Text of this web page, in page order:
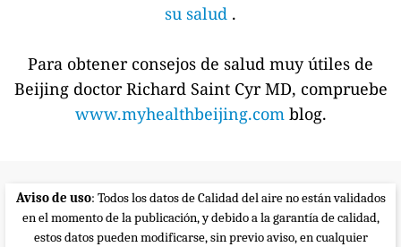
su salud .
Para obtener consejos de salud muy útiles de
Beijing doctor Richard Saint Cyr MD, compruebe
www.myhealthbeijing.com blog.
Aviso de uso: Todos los datos de Calidad del aire no están validados
en el momento de la publicación, y debido a la garantía de calidad,
estos datos pueden modificarse, sin previo aviso, en cualquier